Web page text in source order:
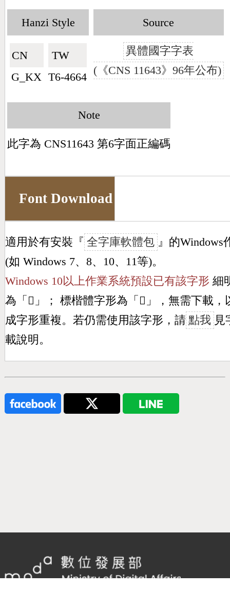
Hanzi Style
CN🇨🇳
G_KX
TW🇹🇼
T6-4664
Source
異體國字字表
(《CNS 11643》96年公布)
Note
此字為 CNS11643 第6字面正編碼
Font Download
適用於有安裝『 全字庫軟體包 』的Windows
(如 Windows 7、8、10、11等)。
Windows 10以上作業系統預設已有該字形 細
為「 𠙢 」； 標楷體字形為「 𠙢 」，無需下載，
成字形重複。若仍需使用該字形，請 點我 見
載說明。